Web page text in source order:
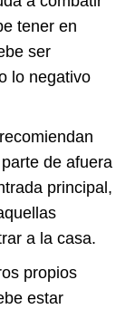
tener en
ser
lo negativo
de afuera
principal,
a la casa.
propios
estar